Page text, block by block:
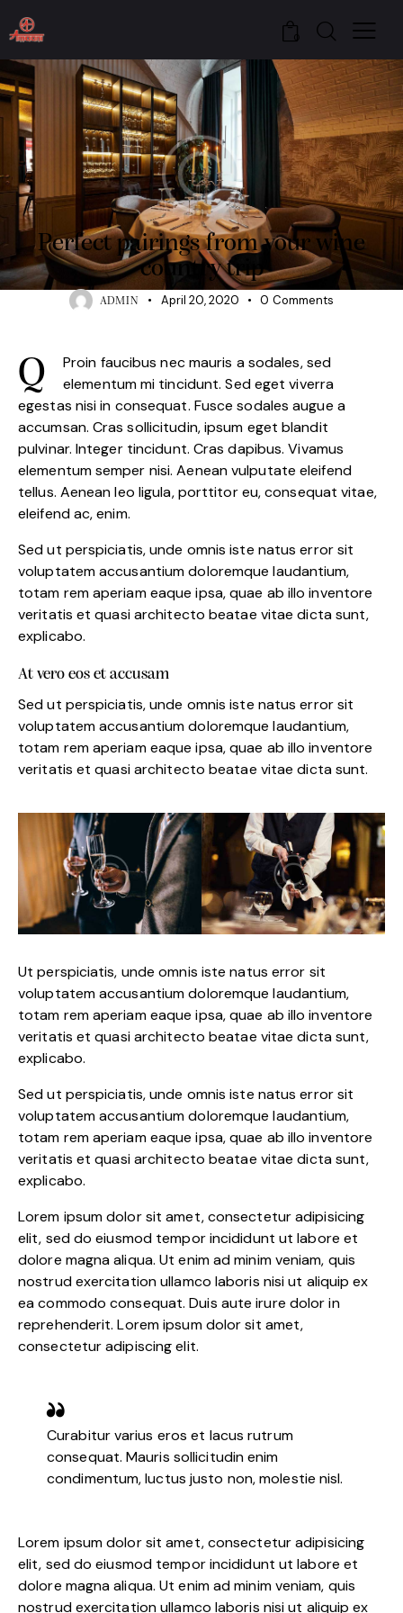
0
VINEYARD
Perfect pairings from your wine
country trip
ADMIN April 20, 2020 0 Comments
Q
Proin faucibus nec mauris a sodales, sed
elementum mi tincidunt. Sed eget viverra
egestas nisi in consequat. Fusce sodales augue a
accumsan. Cras sollicitudin, ipsum eget blandit
pulvinar. Integer tincidunt. Cras dapibus. Vivamus
elementum semper nisi. Aenean vulputate eleifend
tellus. Aenean leo ligula, porttitor eu, consequat vitae,
eleifend ac, enim.
Sed ut perspiciatis, unde omnis iste natus error sit
voluptatem accusantium doloremque laudantium,
totam rem aperiam eaque ipsa, quae ab illo inventore
veritatis et quasi architecto beatae vitae dicta sunt,
explicabo.
At vero eos et accusam
Sed ut perspiciatis, unde omnis iste natus error sit
voluptatem accusantium doloremque laudantium,
totam rem aperiam eaque ipsa, quae ab illo inventore
veritatis et quasi architecto beatae vitae dicta sunt.
Ut perspiciatis, unde omnis iste natus error sit
voluptatem accusantium doloremque laudantium,
totam rem aperiam eaque ipsa, quae ab illo inventore
veritatis et quasi architecto beatae vitae dicta sunt,
explicabo.
Sed ut perspiciatis, unde omnis iste natus error sit
voluptatem accusantium doloremque laudantium,
totam rem aperiam eaque ipsa, quae ab illo inventore
veritatis et quasi architecto beatae vitae dicta sunt,
explicabo.
Lorem ipsum dolor sit amet, consectetur adipisicing
elit, sed do eiusmod tempor incididunt ut labore et
dolore magna aliqua. Ut enim ad minim veniam, quis
nostrud exercitation ullamco laboris nisi ut aliquip ex
ea commodo consequat. Duis aute irure dolor in
reprehenderit. Lorem ipsum dolor sit amet,
consectetur adipiscing elit.
Curabitur varius eros et lacus rutrum
consequat. Mauris sollicitudin enim
condimentum, luctus justo non, molestie nisl.
Lorem ipsum dolor sit amet, consectetur adipisicing
elit, sed do eiusmod tempor incididunt ut labore et
dolore magna aliqua. Ut enim ad minim veniam, quis
nostrud exercitation ullamco laboris nisi ut aliquip ex